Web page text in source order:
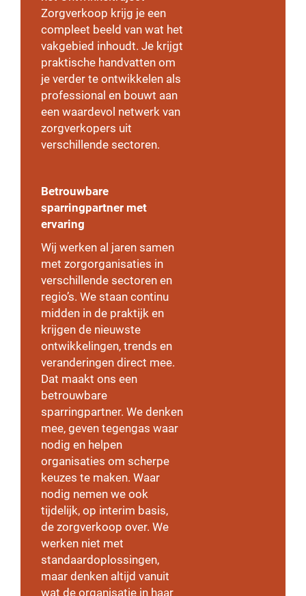
Zorgverkoop krijg je een
compleet beeld van wat het
vakgebied inhoudt. Je krijgt
praktische handvatten om
je verder te ontwikkelen als
professional en bouwt aan
een waardevol netwerk van
zorgverkopers uit
verschillende sectoren.
Betrouwbare
sparringpartner met
ervaring
Wij werken al jaren samen
met zorgorganisaties in
verschillende sectoren en
regio’s. We staan continu
midden in de praktijk en
krijgen de nieuwste
ontwikkelingen, trends en
veranderingen direct mee.
Dat maakt ons een
betrouwbare
sparringpartner. We denken
mee, geven tegengas waar
nodig en helpen
organisaties om scherpe
keuzes te maken. Waar
nodig nemen we ook
tijdelijk, op interim basis,
de zorgverkoop over. We
werken niet met
standaardoplossingen,
maar denken altijd vanuit
wat de organisatie in haar